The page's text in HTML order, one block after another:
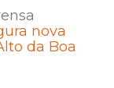
nova
da Boa